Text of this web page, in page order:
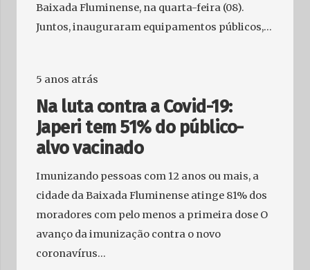
Baixada Fluminense, na quarta-feira (08).
Juntos, inauguraram equipamentos públicos,…
5 anos atrás
Na luta contra a Covid-19:
Japeri tem 51% do público-
alvo vacinado
Imunizando pessoas com 12 anos ou mais, a
cidade da Baixada Fluminense atinge 81% dos
moradores com pelo menos a primeira dose O
avanço da imunização contra o novo
coronavírus…